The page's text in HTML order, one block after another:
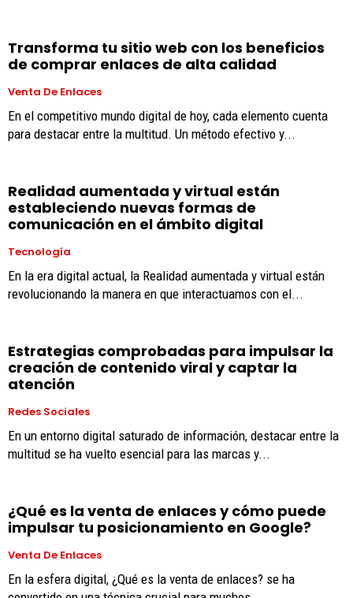
Transforma tu sitio web con los beneficios
de comprar enlaces de alta calidad
Venta De Enlaces
En el competitivo mundo digital de hoy, cada elemento cuenta
para destacar entre la multitud. Un método efectivo y...
Realidad aumentada y virtual están
estableciendo nuevas formas de
comunicación en el ámbito digital
Tecnología
En la era digital actual, la Realidad aumentada y virtual están
revolucionando la manera en que interactuamos con el...
Estrategias comprobadas para impulsar la
creación de contenido viral y captar la
atención
Redes Sociales
En un entorno digital saturado de información, destacar entre la
multitud se ha vuelto esencial para las marcas y...
¿Qué es la venta de enlaces y cómo puede
impulsar tu posicionamiento en Google?
Venta De Enlaces
En la esfera digital, ¿Qué es la venta de enlaces? se ha